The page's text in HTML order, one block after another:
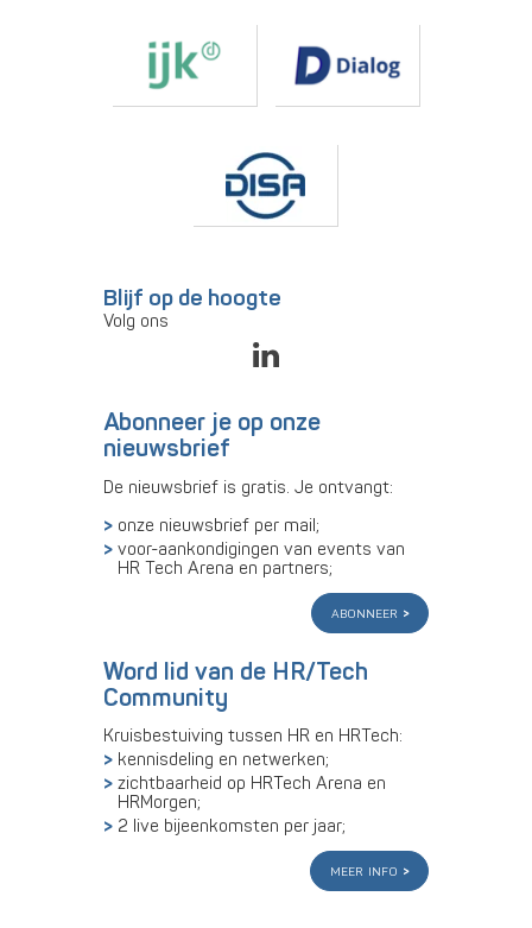
Blijf op de hoogte
Volg ons
Abonneer je op onze
nieuwsbrief
De nieuwsbrief is gratis. Je ontvangt:
onze nieuwsbrief per mail;
voor-aankondigingen van events van
HR Tech Arena en partners;
abonneer
Word lid van de HR/Tech
Community
Kruisbestuiving tussen HR en HRTech:
kennisdeling en netwerken;
zichtbaarheid op HRTech Arena en
HRMorgen;
2 live bijeenkomsten per jaar;
meer info